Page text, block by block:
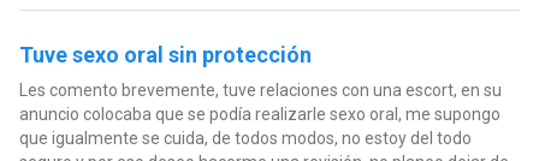
Tuve sexo oral sin protección
Les comento brevemente, tuve relaciones con una escort, en su
anuncio colocaba que se podía realizarle sexo oral, me supongo
que igualmente se cuida, de todos modos, no estoy del todo